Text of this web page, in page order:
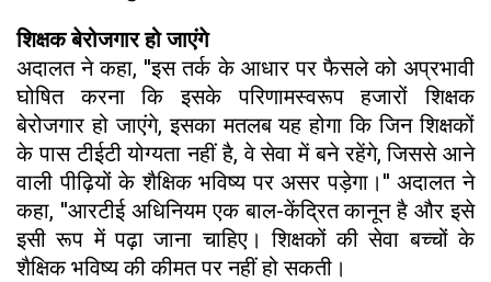
शिक्षक बेरोजगार हो जाएंगे
अदालत ने कहा, ''इस तर्क के आधार पर फैसले को अप्रभावी
घोषित करना कि इसके परिणामस्वरूप हजारों शिक्षक
बेरोजगार हो जाएंगे, इसका मतलब यह होगा कि जिन शिक्षकों
के पास टीईटी योग्यता नहीं है, वे सेवा में बने रहेंगे, जिससे आने
वाली पीढ़ियों के शैक्षिक भविष्य पर असर पड़ेगा।'' अदालत ने
कहा, ''आरटीई अधिनियम एक बाल-केंद्रित कानून है और इसे
इसी रूप में पढ़ा जाना चाहिए। शिक्षकों की सेवा बच्चों के
शैक्षिक भविष्य की कीमत पर नहीं हो सकती।